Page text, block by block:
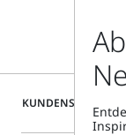
KUNDENSERVICE